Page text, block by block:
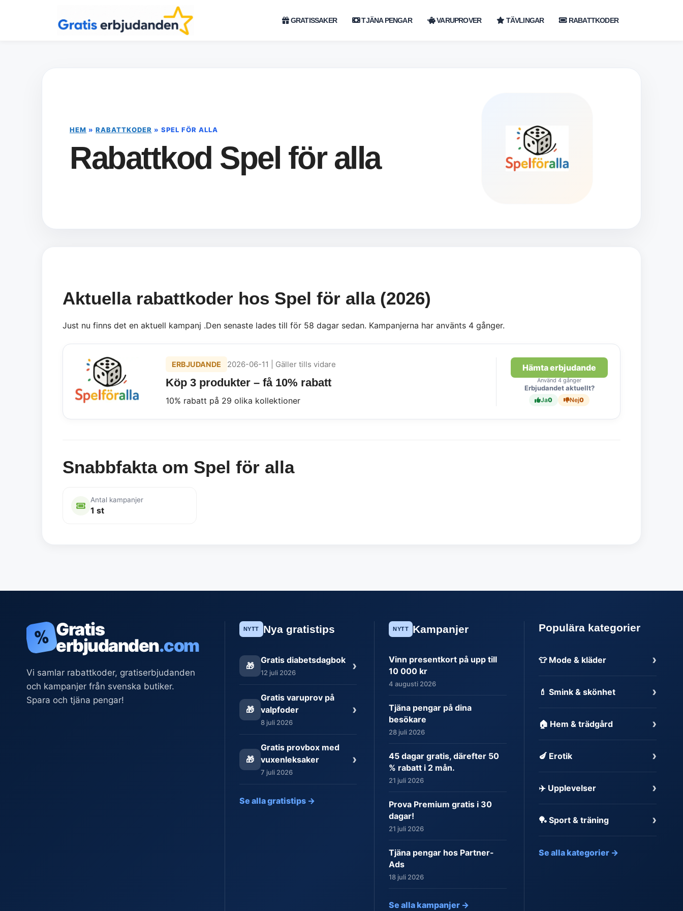
GRATISSAKER TJÄNA PENGAR VARUPROVER TÄVLINGAR RABATTKODER
HEM »RABATTKODER » SPEL FÖR ALLA
Rabattkod Spel för alla
Aktuella rabattkoder hos Spel för alla (2026)
Just nu finns det en aktuell kampanj .Den senaste lades till för 58 dagar sedan. Kampanjerna har använts 4 gånger.
ERBJUDANDE 2026-06-11 | Gäller tills vidare
Köp 3 produkter – få 10% rabatt
10% rabatt på 29 olika kollektioner
Hämta erbjudande
Använd 4 gånger
Erbjudandet aktuellt?
Ja0 Nej0
Snabbfakta om Spel för alla
Antal kampanjer
1 st
% Gratis
erbjudanden.com
Vi samlar rabattkoder, gratiserbjudanden
och kampanjer från svenska butiker.
Spara och tjäna pengar!
NYTT Nya gratistips
🎁
Gratis diabetsdagbok
12 juli 2026 ›
🎁
Gratis varuprov på
valpfoder
8 juli 2026
›
🎁
Gratis provbox med
vuxenleksaker
7 juli 2026
›
Se alla gratistips →
NYTT Kampanjer
Vinn presentkort på upp till
10 000 kr
4 augusti 2026
Tjäna pengar på dina
besökare
28 juli 2026
45 dagar gratis, därefter 50
% rabatt i 2 mån.
21 juli 2026
Prova Premium gratis i 30
dagar!
21 juli 2026
Tjäna pengar hos Partner-
Ads
18 juli 2026
Se alla kampanjer →
Populära kategorier
👕 Mode & kläder ›
💄 Smink & skönhet ›
🏠 Hem & trädgård ›
🍆 Erotik ›
✈️ Upplevelser ›
🏓 Sport & träning ›
Se alla kategorier →